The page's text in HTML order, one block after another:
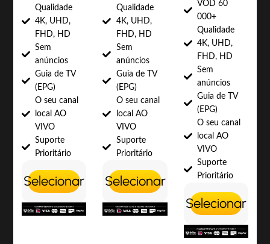
Qualidade
4K, UHD,
FHD, HD
Sem
anúncios
Guia de TV
(EPG)
O seu canal
local AO
VIVO
Suporte
Prioritário
Selecionar
Qualidade
4K, UHD,
FHD, HD
Sem
anúncios
Guia de TV
(EPG)
O seu canal
local AO
VIVO
Suporte
Prioritário
Selecionar
VOD 60
000+
Qualidade
4K, UHD,
FHD, HD
Sem
anúncios
Guia de TV
(EPG)
O seu canal
local AO
VIVO
Suporte
Prioritário
Selecionar